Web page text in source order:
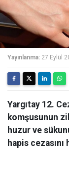
Yayınlanma: 27 Eylül
Yargıtay 12.
komşusunun
huzur ve
hapis